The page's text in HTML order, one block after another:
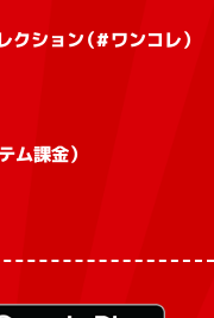
クション（#ワンコレ）
ム課金）